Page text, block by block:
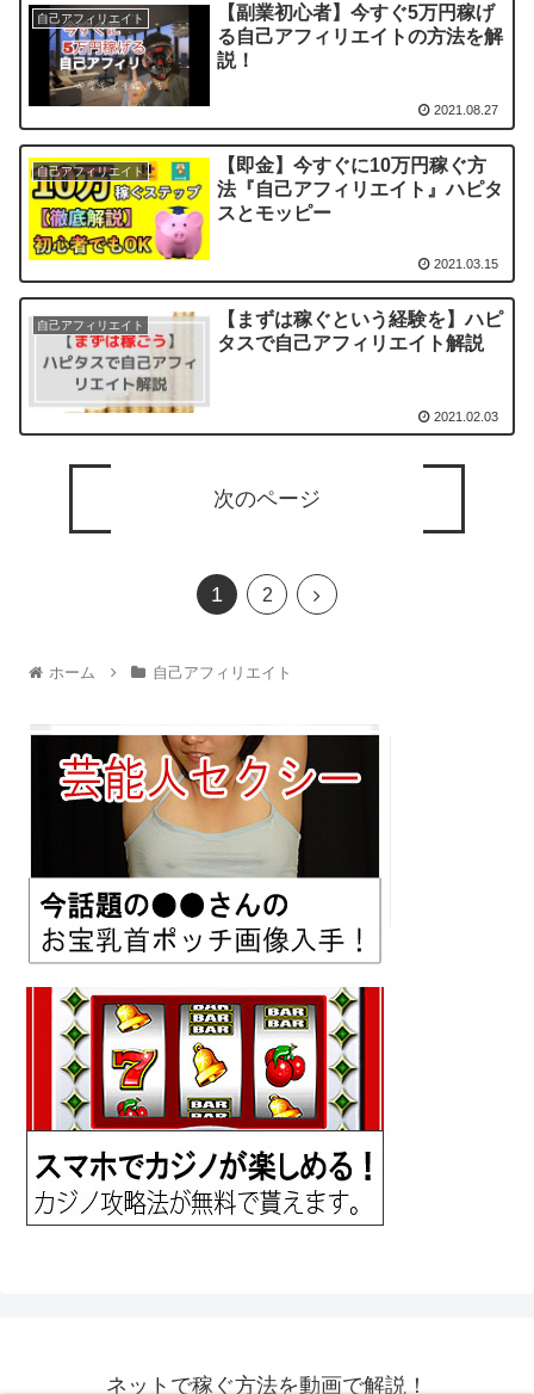
自己アフィリエイト
【副業初心者】今すぐ5万円稼げ
る自己アフィリエイトの方法を解
説！
2021.08.27
自己アフィリエイト
【即金】今すぐに10万円稼ぐ方
法『自己アフィリエイト』ハピタ
スとモッピー
2021.03.15
自己アフィリエイト
【まずは稼ぐという経験を】ハピ
タスで自己アフィリエイト解説
2021.02.03
次のページ
1 2
ホーム 自己アフィリエイト
ネットで稼ぐ方法を動画で解説！